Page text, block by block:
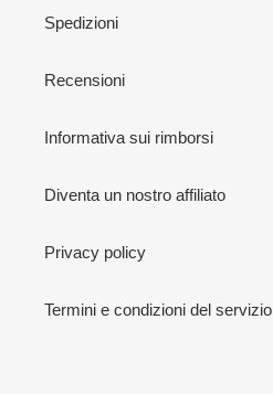
Spedizioni
Recensioni
Informativa sui rimborsi
Diventa un nostro affiliato
Privacy policy
Termini e condizioni del servizio